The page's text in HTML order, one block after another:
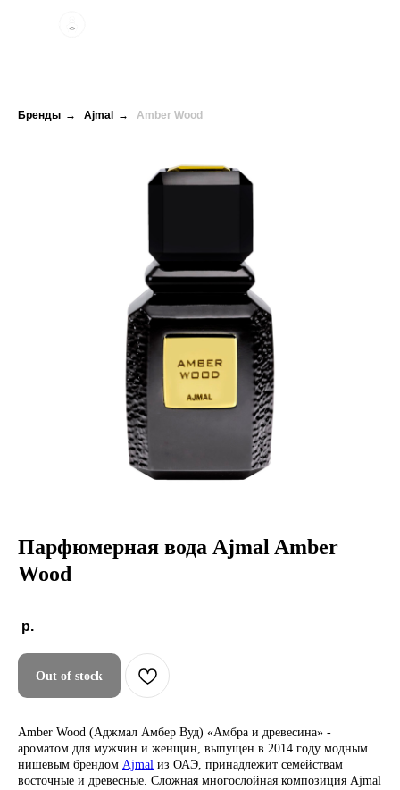
Бренды → Ajmal → Amber Wood
Парфюмерная вода Ajmal Amber
Wood
р.
Out of stock
Amber Wood (Аджмал Амбер Вуд) «Амбра и древесина» -
ароматом для мужчин и женщин, выпущен в 2014 году модным
нишевым брендом Ajmal из ОАЭ, принадлежит семействам
восточные и древесные. Сложная многослойная композиция Ajmal